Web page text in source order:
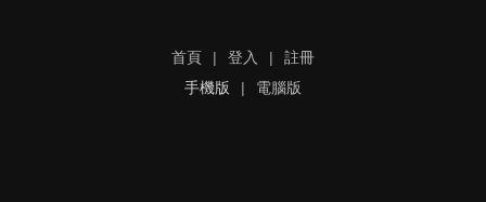
首頁 | 登入 |
註冊
手機版
| 電腦版